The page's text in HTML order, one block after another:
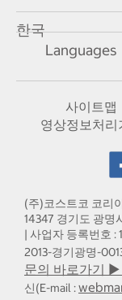
한국
Languages
사이트맵
영상정보처리
(주)코스트코 코리
14347 경기도 광명
| 사업자 등록번호 :
2013-경기광명-
문의 바로가기
신(E-mail :